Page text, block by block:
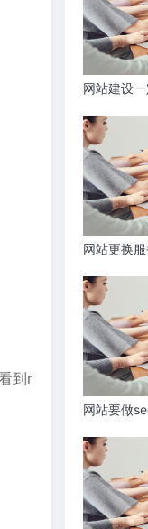
到r
网站建设
网站更换
网站要做